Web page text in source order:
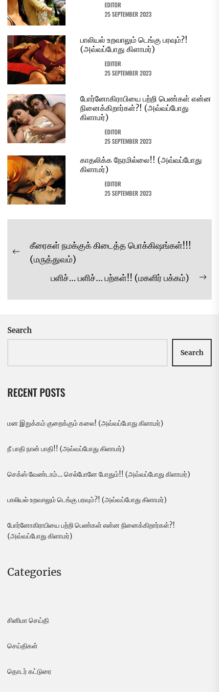
EDITOR
25 SEPTEMBER 2023
பாலியல் உறவாலும் டெங்கு பரவும்?!
(அவ்வப்போது கிளாமர்)
EDITOR
25 SEPTEMBER 2023
போர்னோகிராபியை பற்றி பெண்கள் என்ன
நினைக்கிறார்கள்?! (அவ்வப்போது
கிளாமர்)
EDITOR
25 SEPTEMBER 2023
காதலிக்க நேரமில்லை!! (அவ்வப்போது
கிளாமர்)
EDITOR
25 SEPTEMBER 2023
Post
navigation
Previous
கீரைகள் நமக்குக் கிடைத்த பொக்கிஷங்கள்!!!
(மருத்துவம்)
பளிச்… பளிச்… பற்கள்!! (மகளிர் பக்கம்)
Search
Search
RECENT POSTS
மன இறுக்கம் குறைக்கும் கலை! (அவ்வப்போது கிளாமர்)
நீ பாதி நான் பாதி!! (அவ்வப்போது கிளாமர்)
செக்ஸ் வேண்டாம்… செல்போனே போதும்!! (அவ்வப்போது கிளாமர்)
பாலியல் உறவாலும் டெங்கு பரவும்?! (அவ்வப்போது கிளாமர்)
போர்னோகிராபியை பற்றி பெண்கள் என்ன நினைக்கிறார்கள்?!
(அவ்வப்போது கிளாமர்)
Categories
சினிமா செய்தி
செய்திகள்
தொடர் கட்டுரை